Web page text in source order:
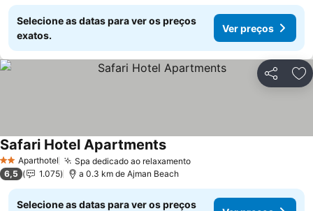
Selecione as datas para ver os preços
exatos.
Ver preços
Partilhar
2 EstrelasAparthotel Spa dedicado ao relaxamento
Safari Hotel Apartments
6,5 1.075 a 0.3 km de Ajman Beach
Selecione as datas para ver os preços